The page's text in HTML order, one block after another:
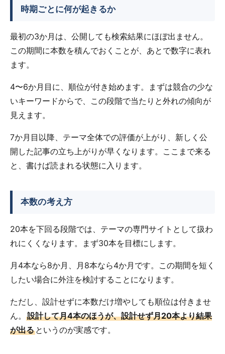
時期ごとに何が起きるか
最初の3か月は、公開しても検索結果にほぼ出ません。
この期間に本数を積んでおくことが、あとで数字に表れ
ます。
4〜6か月目に、順位が付き始めます。まずは競合の少な
いキーワードからで、この段階で当たりと外れの傾向が
見えます。
7か月目以降、テーマ全体での評価が上がり、新しく公
開した記事の立ち上がりが早くなります。ここまで来る
と、書けば読まれる状態に入ります。
本数の考え方
20本を下回る段階では、テーマの専門サイトとして扱わ
れにくくなります。まず30本を目標にします。
月4本なら8か月、月8本なら4か月です。この期間を短く
したい場合に外注を検討することになります。
ただし、設計せずに本数だけ増やしても順位は付きませ
ん。 設計して月4本のほうが、設計せず月20本より結果
が出る というのが実感です。